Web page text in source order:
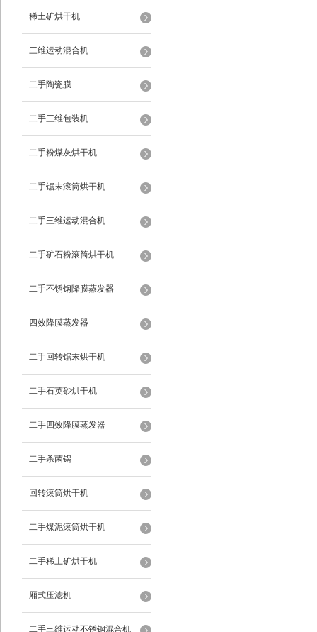
稀土矿烘干机
三维运动混合机
二手陶瓷膜
二手三维包装机
二手粉煤灰烘干机
二手锯末滚筒烘干机
二手三维运动混合机
二手矿石粉滚筒烘干机
二手不锈钢降膜蒸发器
四效降膜蒸发器
二手回转锯末烘干机
二手石英砂烘干机
二手四效降膜蒸发器
二手杀菌锅
回转滚筒烘干机
二手煤泥滚筒烘干机
二手稀土矿烘干机
厢式压滤机
二手三维运动不锈钢混合机